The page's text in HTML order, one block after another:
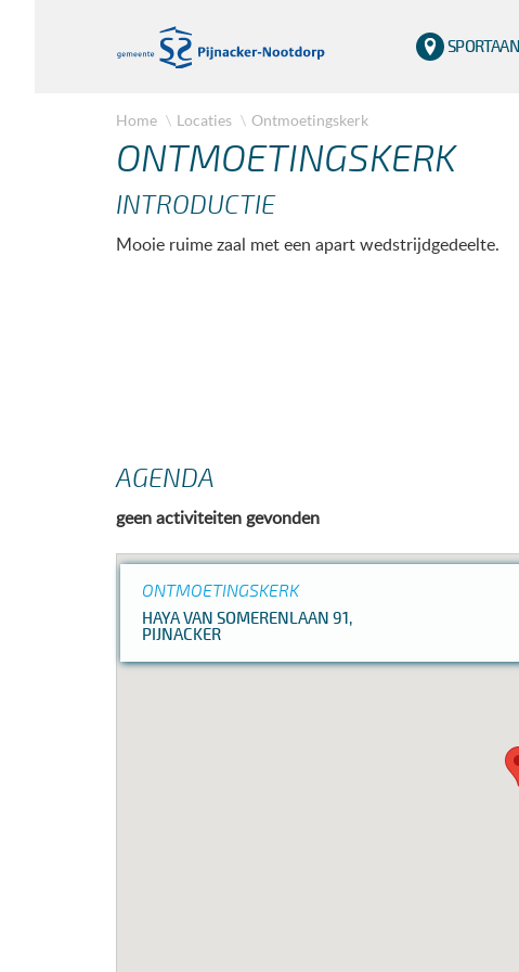
Home Locaties Ontmoetingskerk
ONTMOETINGSKERK
INTRODUCTIE
Mooie ruime zaal met een apart wedstrijdgedeelte.
AGENDA
geen activiteiten gevonden
ONTMOETINGSKERK
HAYA VAN SOMERENLAAN 91,
PIJNACKER